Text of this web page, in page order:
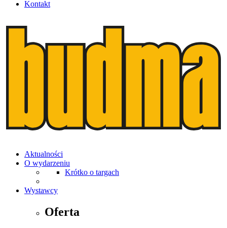
Kontakt
Aktualności
O wydarzeniu
Krótko o targach
Wystawcy
Oferta